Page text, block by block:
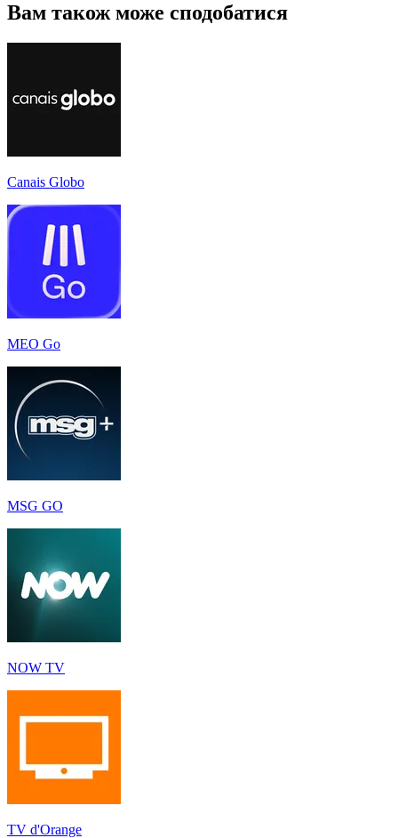
Вам також може сподобатися
Canais Globo
MEO Go
MSG GO
NOW TV
TV d'Orange